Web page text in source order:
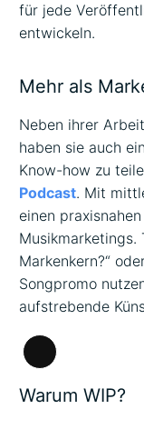
für jede
entwickeln.
Mehr als
Neben ihrer
haben sie auch
Know-how zu
Podcast. Mit
einen
Musikmarketings.
Markenkern?“
Songpromo
aufstrebende
Lange
Beschreibung
Warum WIP?